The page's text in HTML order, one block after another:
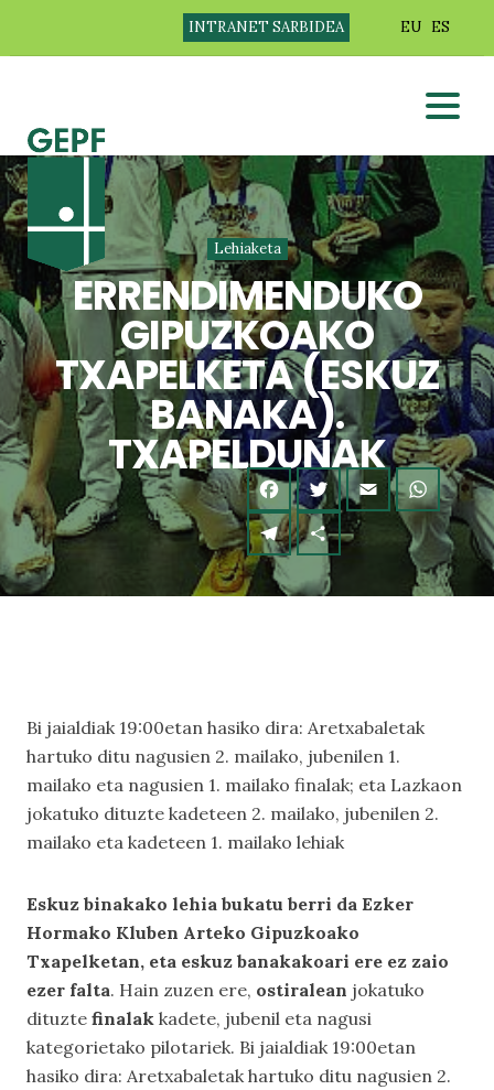
INTRANET SARBIDEA EU ES
Lehiaketa
ERRENDIMENDUKO
GIPUZKOAKO
TXAPELKETA (ESKUZ
BANAKA).
TXAPELDUNAK
Bi jaialdiak 19:00etan hasiko dira: Aretxabaletak
hartuko ditu nagusien 2. mailako, jubenilen 1.
mailako eta nagusien 1. mailako finalak; eta Lazkaon
jokatuko dituzte kadeteen 2. mailako, jubenilen 2.
mailako eta kadeteen 1. mailako lehiak
Eskuz binakako lehia bukatu berri da Ezker
Hormako Kluben Arteko Gipuzkoako
Txapelketan, eta eskuz banakakoari ere ez zaio
ezer falta. Hain zuzen ere, ostiralean jokatuko
dituzte finalak kadete, jubenil eta nagusi
kategorietako pilotariek. Bi jaialdiak 19:00etan
hasiko dira: Aretxabaletak hartuko ditu nagusien 2.